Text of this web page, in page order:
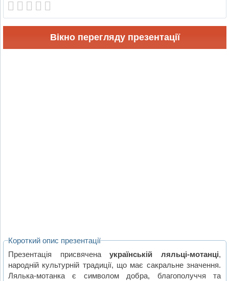
Вікно перегляду презентації
Короткий опис презентації
Презентація присвяченаукраїнській ляльці-мотанці,
народній культурній традиції, що має сакральне значення.
Лялька-мотанка є символом добра, благополуччя та